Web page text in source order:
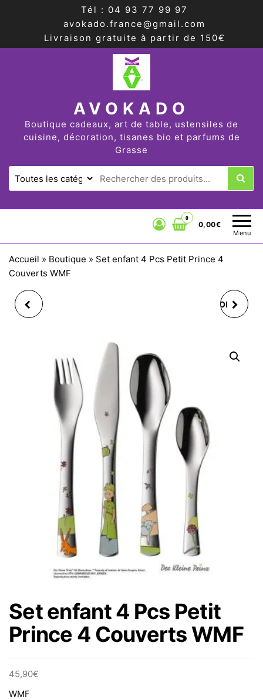
Tél : 04 93 77 99 97
avokado.france@gmail.com
Livraison gratuite à partir de 150€
AVOKADO
Boutique cadeaux, art de table, ustensiles de
cuisine, décoration, tisanes bio et parfums de
Grasse
Menu
0
0,00€
Accueil » Boutique » Set enfant 4 Pcs Petit Prince 4
Couverts WMF
COUVERTS WMF
SET ENFANT 4 PCS ROI
Set enfant 4 Pcs Petit
Prince 4 Couverts WMF
45,90€
WMF